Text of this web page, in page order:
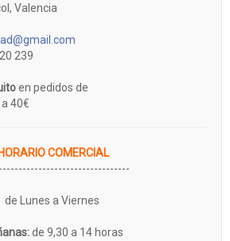
Valencia
239
en pedidos de
40€
HORARIO COMERCIAL
de Lunes a Viernes
de 9,30 a 14 horas